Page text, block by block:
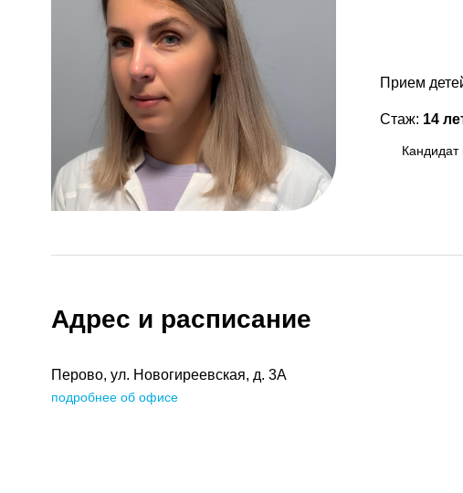
Прием
Стаж: 14
Кандидат
Адрес и расписание
Перово, ул. Новогиреевская, д. 3А
подробнее об офисе